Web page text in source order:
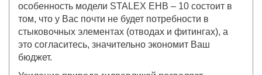
особенность модели STALEX EHB – 10 состоит в
том, что у Вас почти не будет потребности в
стыковочных элементах (отводах и фитингах), а
это согласитесь, значительно экономит Ваш
бюджет.